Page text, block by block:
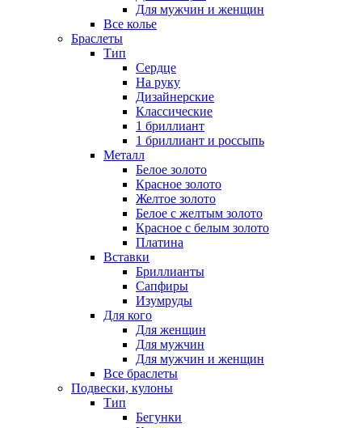
Для мужчин и женщин
Все колье
Браслеты
Тип
Сердце
На руку
Дизайнерские
Классические
1 бриллиант
1 бриллиант и россыпь
Металл
Белое золото
Красное золото
Желтое золото
Белое с желтым золото
Красное с белым золото
Платина
Вставки
Бриллианты
Сапфиры
Изумруды
Для кого
Для женщин
Для мужчин
Для мужчин и женщин
Все браслеты
Подвески, кулоны
Тип
Бегунки